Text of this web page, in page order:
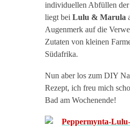
individuellen Abfüllen der
liegt bei Lulu & Marula
Augenmerk auf die
Zutaten von kleinen
Südafrika.
Nun aber los zum DIY
Rezept, ich freu mich
Bad am Wochenende!